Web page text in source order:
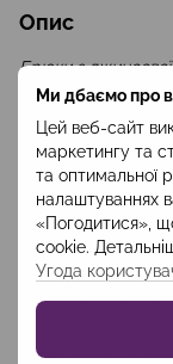
Ми дбаємо про
Цей веб-сайт
маркетингу та
та оптимальної
налаштуваннях
«Погодитися»,
cookie.
Угода
Опис
Брюки з
прямого силуету.
кишені оздоблені
брюк-карго, коли
спортивний
Брюки гармонійні
чи сорочками,
шлярками.
модні та
Артикул: BRO2401